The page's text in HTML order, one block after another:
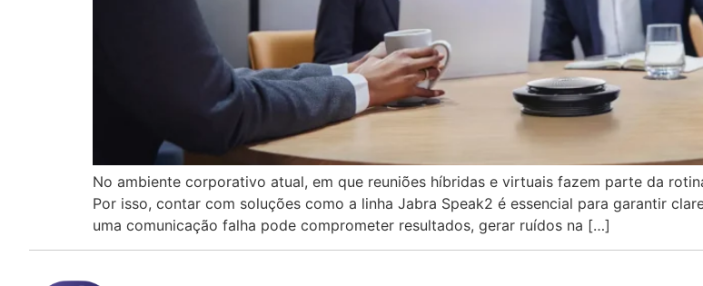
No ambiente corporativo atual, em que reuniões híbridas e virtuais fazem parte da
Por isso, contar com soluções como a linha Jabra Speak2 é essencial para garantir
uma comunicação falha pode comprometer resultados, gerar ruídos na […]